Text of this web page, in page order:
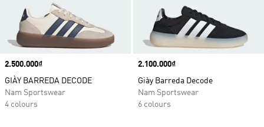
Price
2.500.000₫
GIÀY BARREDA DECODE
Nam Sportswear
4 colours
Price
2.100.000₫
Giày Barreda Decode
Nam Sportswear
6 colours